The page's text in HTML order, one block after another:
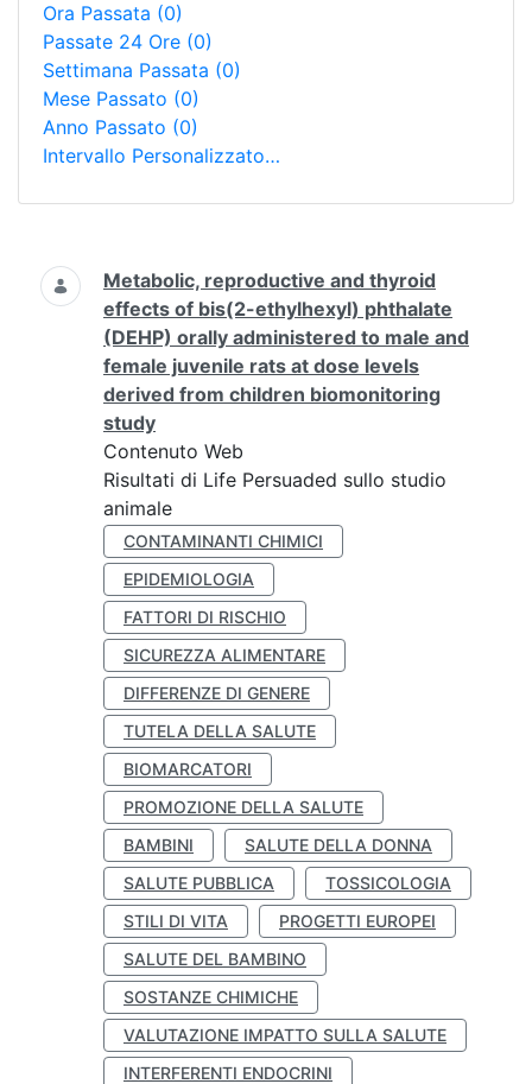
Ora Passata (0)
Passate 24 Ore (0)
Settimana Passata (0)
Mese Passato (0)
Anno Passato (0)
Intervallo Personalizzato…
Ricerca
Metabolic, reproductive and thyroid
effects of bis(2-ethylhexyl) phthalate
(DEHP) orally administered to male and
female juvenile rats at dose levels
derived from children biomonitoring
study
Contenuto Web
Risultati di Life Persuaded sullo studio
animale
CONTAMINANTI CHIMICI
EPIDEMIOLOGIA
FATTORI DI RISCHIO
SICUREZZA ALIMENTARE
DIFFERENZE DI GENERE
TUTELA DELLA SALUTE
BIOMARCATORI
PROMOZIONE DELLA SALUTE
BAMBINI
SALUTE DELLA DONNA
SALUTE PUBBLICA
TOSSICOLOGIA
STILI DI VITA
PROGETTI EUROPEI
SALUTE DEL BAMBINO
SOSTANZE CHIMICHE
VALUTAZIONE IMPATTO SULLA SALUTE
INTERFERENTI ENDOCRINI